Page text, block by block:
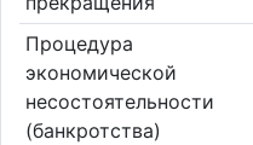
Процедура
экономической
несостоятельности
(банкротства)